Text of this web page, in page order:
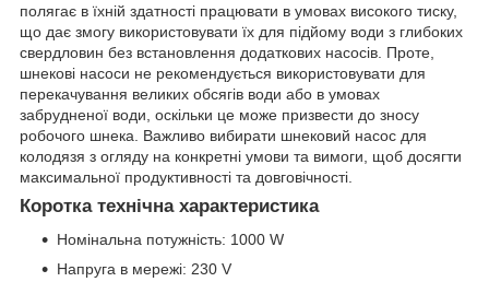
полягає в їхній здатності працювати в умовах високого тиску,
що дає змогу використовувати їх для підйому води з глибоких
свердловин без встановлення додаткових насосів. Проте,
шнекові насоси не рекомендується використовувати для
перекачування великих обсягів води або в умовах
забрудненої води, оскільки це може призвести до зносу
робочого шнека. Важливо вибирати шнековий насос для
колодязя з огляду на конкретні умови та вимоги, щоб досягти
максимальної продуктивності та довговічності.
Коротка технічна характеристика
Номінальна потужність: 1000 W
Напруга в мережі: 230 V